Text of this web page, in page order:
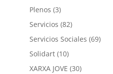
Plenos (3)
Servicios (82)
Servicios Sociales (69)
Solidart(10)
XARXA JOVE (30)